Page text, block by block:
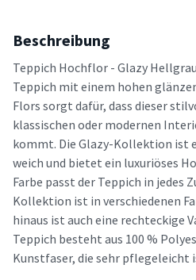
Beschreibung
Teppich Hochflor - Glazy
Teppich mit einem hohen
Flors sorgt dafür, dass dieser
klassischen oder modernen
kommt. Die Glazy-Kollektion ist
weich und bietet ein luxuriöses
Farbe passt der Teppich in jedes
Kollektion ist in verschiedenen
hinaus ist auch eine rechteckige
Teppich besteht aus 100 %
Kunstfaser, die sehr pflegeleicht